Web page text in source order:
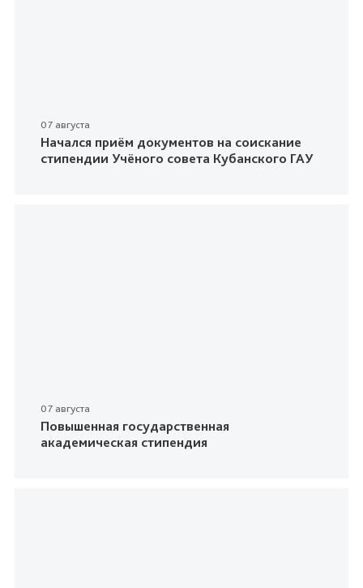
07 августа
Начался приём документов на соискание
стипендии Учёного совета Кубанского ГАУ
07 августа
Повышенная государственная
академическая стипендия